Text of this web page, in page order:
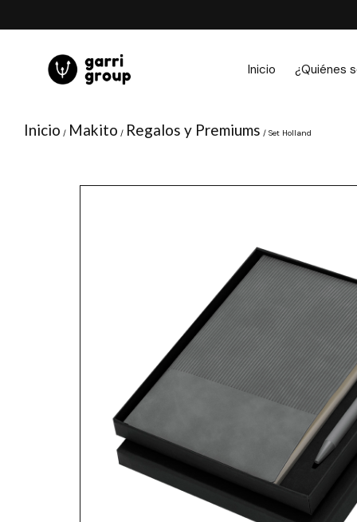
contenido
Inicio ¿Quiénes
Inicio / Makito / Regalos y Premiums / Set Holland